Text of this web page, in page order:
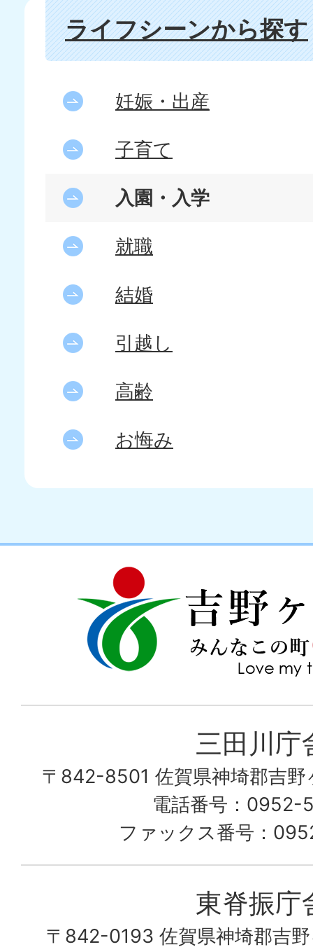
ライフシーンから探す
妊娠・出産
子育て
入園・入学
就職
結婚
引越し
高齢
お悔み
野
ヶ
里
な
町
my
town
三田川庁
〒842-8501 佐賀県神埼郡吉野
電話番号：0952-
ファックス番号：
東脊振庁
〒842-0193 佐賀県神埼郡吉